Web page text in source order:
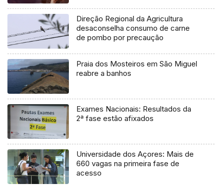
Direção Regional da Agricultura
desaconselha consumo de carne
de pombo por precaução
Praia dos Mosteiros em São Miguel
reabre a banhos
Exames Nacionais: Resultados da
2ª fase estão afixados
Universidade dos Açores: Mais de
660 vagas na primeira fase de
acesso